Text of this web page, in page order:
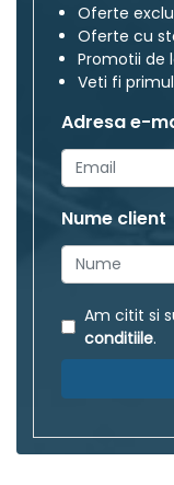
Oferte
Oferte cu
Promotii de
Veti fi
Adresa e-
Nume client
Am citit si
conditiile.